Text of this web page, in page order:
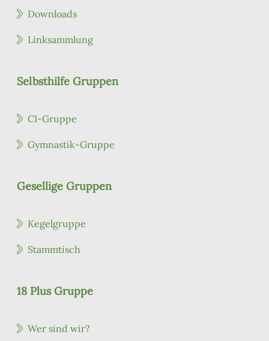
Downloads
Linksammlung
Selbsthilfe Gruppen
CI-Gruppe
Gymnastik-Gruppe
Gesellige Gruppen
Kegelgruppe
Stammtisch
18 Plus Gruppe
Wer sind wir?